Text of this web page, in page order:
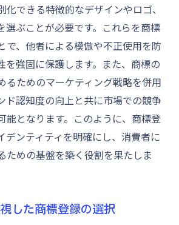
化できる特徴的なデザインやロゴ、
選ぶことが必要です。これらを商標
で、他者による模倣や不正使用を防
を強固に保護します。また、商標の
るためのマーケティング戦略を併用
ド認知度の向上と共に市場での競争
能となります。このように、商標登
デンティティを明確にし、消費者に
ための基盤を築く役割を果たしま
した商標登録の選択